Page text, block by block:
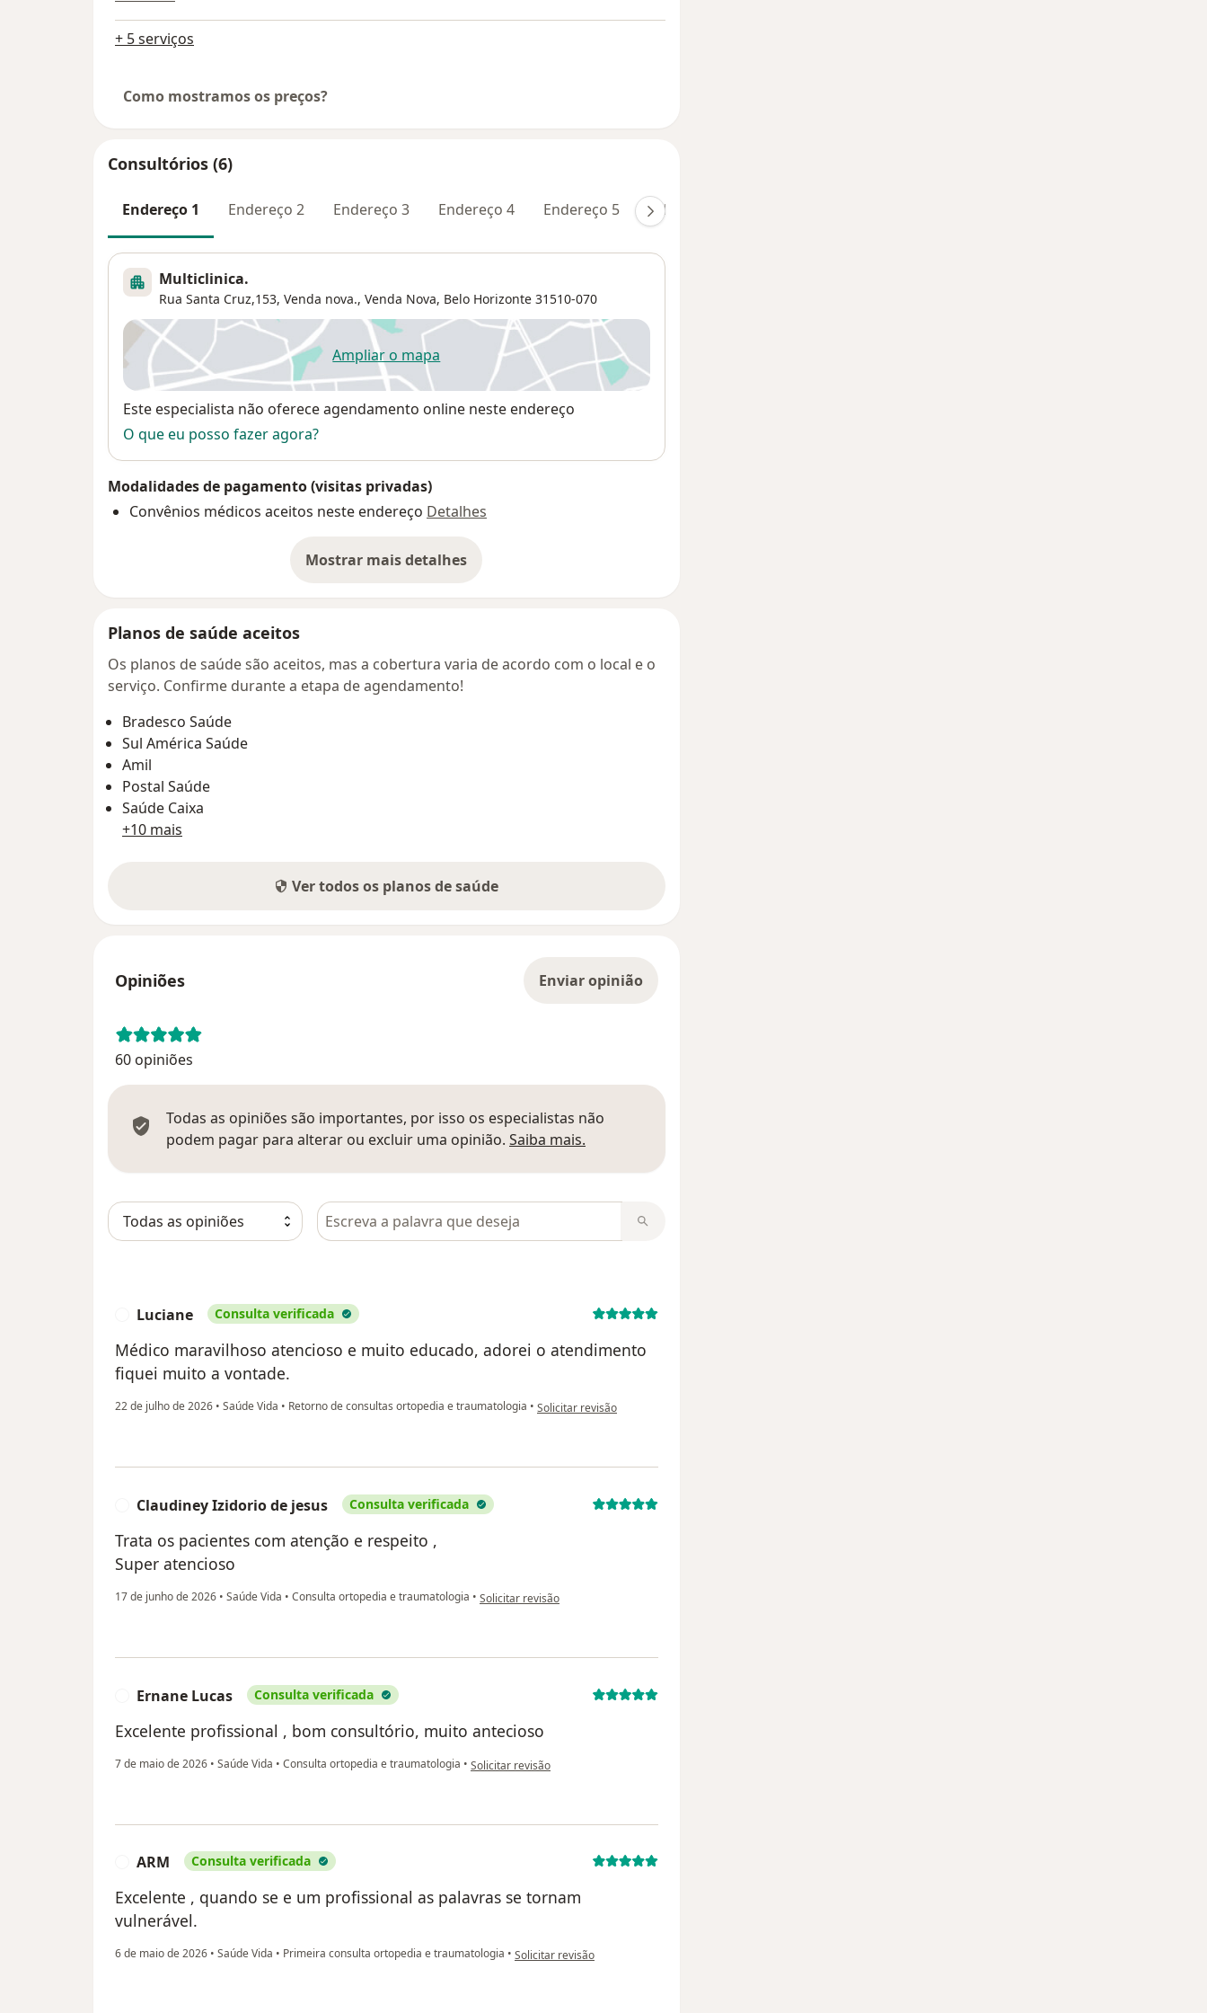
+ 5 serviços
Como mostramos os preços?
Consultórios (6)
Endereço 1 Endereço 2 Endereço 3 Endereço 4 Endereço 5 Teleconsulta
Multiclinica.
Rua Santa Cruz,153, Venda nova., Venda Nova, Belo Horizonte 31510-070
Ampliar o mapaabre num novo separador
Disponibilidade
Este especialista não oferece agendamento online neste endereço
O que eu posso fazer agora?
Modalidades de pagamento (visitas privadas)
Convênios médicos aceitos neste endereço Detalhes
Mostrar mais detalhes
sobre o endereço
Planos de saúde aceitos
Os planos de saúde são aceitos, mas a cobertura varia de acordo com o local e o
serviço. Confirme durante a etapa de agendamento!
Bradesco Saúde
Sul América Saúde
Amil
Postal Saúde
Saúde Caixa
+10 mais
Ver todos os planos de saúde
Opiniões Enviar opinião
60 opiniões
Todas as opiniões são importantes, por isso os especialistas não
podem pagar para alterar ou excluir uma opinião. Saiba mais.
Pesquisar em opiniões
Luciane Consulta verificada
Médico maravilhoso atencioso e muito educado, adorei o atendimento
fiquei muito a vontade.
22 de julho de 2026 • Saúde Vida • Retorno de consultas ortopedia e traumatologia • na opinião do utilizador Luciane
Solicitar revisão
Claudiney Izidorio de jesus Consulta verificada
Trata os pacientes com atenção e respeito ,
Super atencioso
17 de junho de 2026 • Saúde Vida • Consulta ortopedia e traumatologia • na opinião do utilizador Claudiney Izidorio de jesus
Solicitar revisão
Ernane Lucas Consulta verificada
Excelente profissional , bom consultório, muito antecioso
7 de maio de 2026 • Saúde Vida • Consulta ortopedia e traumatologia • na opinião do utilizador Ernane Lucas
Solicitar revisão
ARM Consulta verificada
Excelente , quando se e um profissional as palavras se tornam
vulnerável.
6 de maio de 2026 • Saúde Vida • Primeira consulta ortopedia e traumatologia • na opinião do utilizador ARM
Solicitar revisão